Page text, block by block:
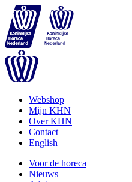
Webshop
Mijn KHN
Over KHN
Contact
English
Voor de horeca
Nieuws